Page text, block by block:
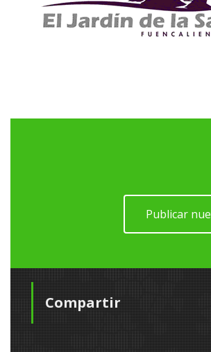
Publicar
Compartir